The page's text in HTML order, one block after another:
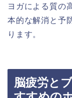
ヨガによる質の
本的な解消と予
ります。
脳疲労と